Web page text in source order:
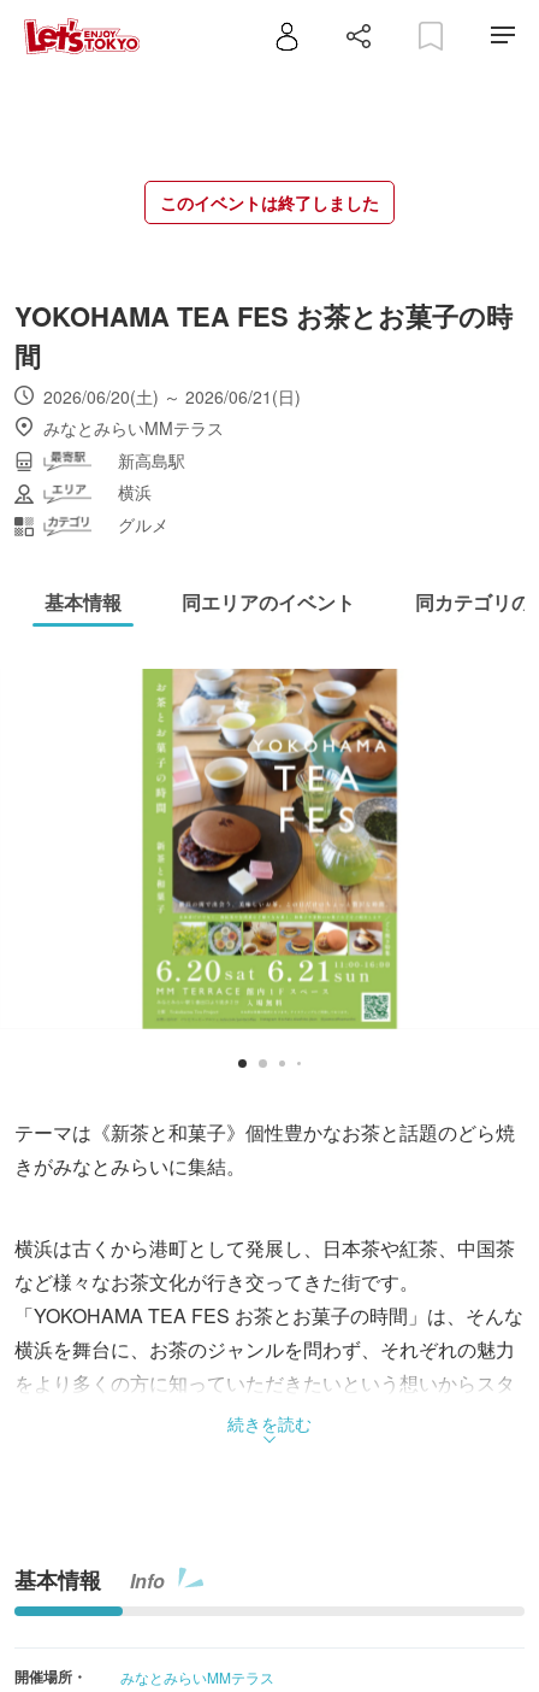
このイベントは終了しました
YOKOHAMA TEA FES お茶とお菓子の時
間
2026/06/20(土) ～ 2026/06/21(日)
みなとみらいMMテラス
新高島駅
横浜
グルメ
基本情報 同エリアのイベント 同カテゴリの
テーマは《新茶と和菓子》個性豊かなお茶と話題のどら焼
きがみなとみらいに集結。
横浜は古くから港町として発展し、日本茶や紅茶、中国茶
など様々なお茶文化が行き交ってきた街です。
「YOKOHAMA TEA FES お茶とお菓子の時間」は、そんな
横浜を舞台に、お茶のジャンルを問わず、それぞれの魅力
をより多くの方に知っていただきたいという想いからスタ
ィーなど、多彩なお茶との出会いを楽しめる2日間です。
また、お茶と相性の良い和菓子や、お茶や米粉を使用した
さらに今回は、お茶にぴったりの「どら焼き」を特集。定
続きを読む
基本情報 Info
開催場所・
みなとみらいMMテラス